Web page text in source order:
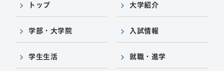
トップ 大学紹介
学部・大学院 入試情報
学生生活 就職・進学